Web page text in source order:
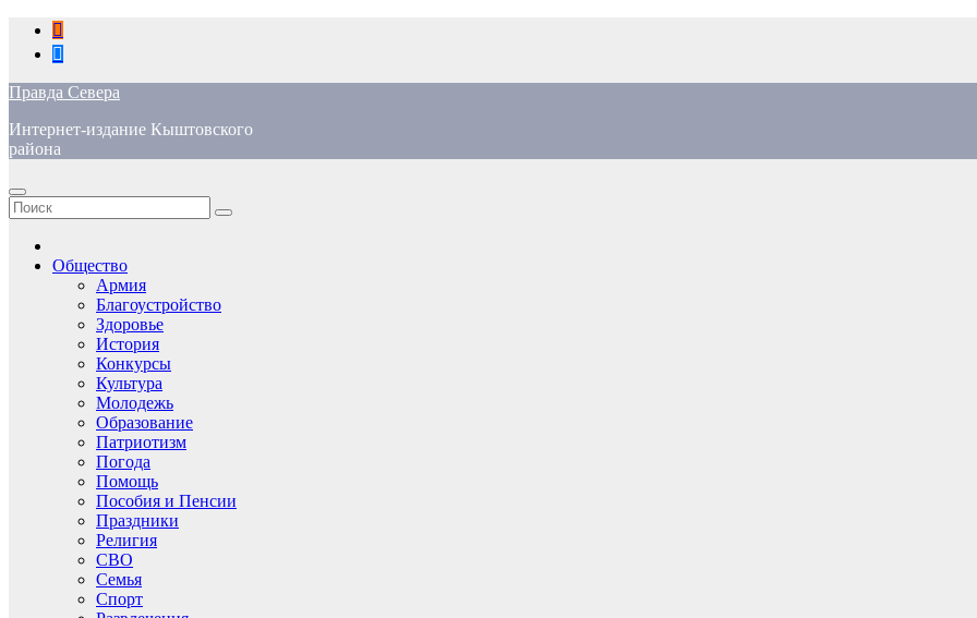
Перейти
содержимому
Правда Севера
Интернет-издание Кыштовского
района
Общество
Армия
Благоустройство
Здоровье
История
Конкурсы
Культура
Молодежь
Образование
Патриотизм
Погода
Помощь
Пособия и Пенсии
Праздники
Религия
СВО
Семья
Спорт